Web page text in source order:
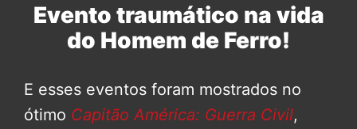
Evento traumático na vida
do Homem de Ferro!
E esses eventos foram mostrados no
ótimo Capitão América: Guerra Civil,